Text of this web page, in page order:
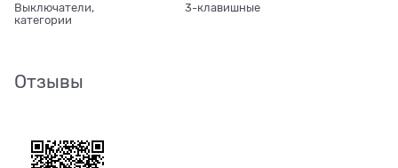
Выключатели,
категории
3-клавишные
Отзывы